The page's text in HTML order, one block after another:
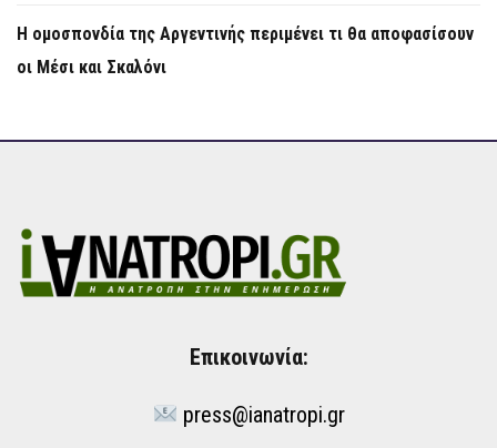
Η ομοσπονδία της Αργεντινής περιμένει τι θα αποφασίσουν
οι Μέσι και Σκαλόνι
Επικοινωνία:
press@ianatropi.gr